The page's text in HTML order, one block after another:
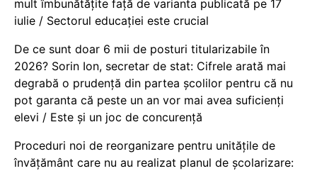
mult îmbunătățite față de varianta publicată pe 17
iulie / Sectorul educației este crucial
De ce sunt doar 6 mii de posturi titularizabile în
2026? Sorin Ion, secretar de stat: Cifrele arată mai
degrabă o prudență din partea școlilor pentru că nu
pot garanta că peste un an vor mai avea suficienți
elevi / Este și un joc de concurență
Proceduri noi de reorganizare pentru unitățile de
învățământ care nu au realizat planul de școlarizare: